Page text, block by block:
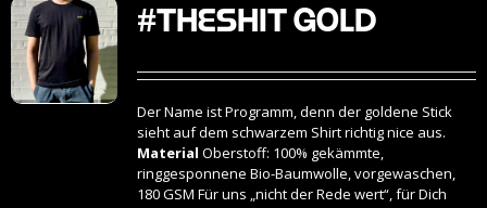
#THESHIT Gold
Der Name ist Programm, denn der goldene Stick
sieht auf dem schwarzem Shirt richtig nice aus.
Material Oberstoff: 100% gekämmte,
ringgesponnene Bio-Baumwolle, vorgewaschen,
180 GSM Für uns „nicht der Rede wert“, für Dich